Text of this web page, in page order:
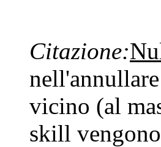
Citazione:
vicino (al
skill